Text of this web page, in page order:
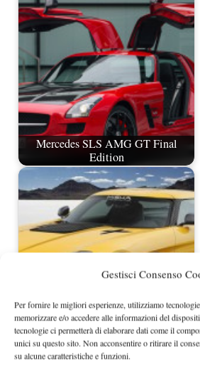
Gestisci Consenso
Per fornire le migliori esperienze, utilizziamo
memorizzare e/o accedere alle informazioni del
tecnologie ci permetterà di elaborare dati come il
unici su questo sito. Non acconsentire o ritirare il
su alcune caratteristiche e funzioni.
Mercedes SLS AMG GT Final
Edition
Mercedes SLS AMG by Misha
Design